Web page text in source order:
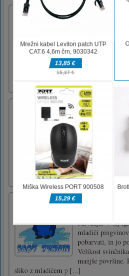
Muscle Car Robot
morajo s
da bi ubili
želite pridružiti,
spretnosti.
Muscle Car [...]
Čudovit virtualni
Naj vam
psa! Je super
svetu, polnem
Postanite del
zgradite pravo
virtualnim hišnim
tapnite za igranje.
Barvanje
Baby Penguin
barvanja. V tej
mladiči
pobarvati, in jo
Velikost
manjše površine.
sliko z mladičem p [...]